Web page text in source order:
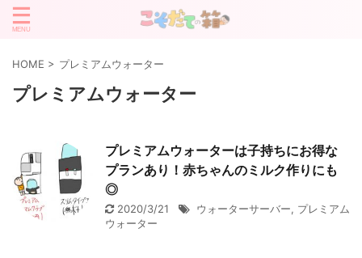
HOME > プレミアムウォーター
プレミアムウォーター
プレミアムウォーターは子持ちにお得な
プランあり！赤ちゃんのミルク作りにも
◎
2020/3/21 ウォーターサーバー, プレミアム
ウォーター